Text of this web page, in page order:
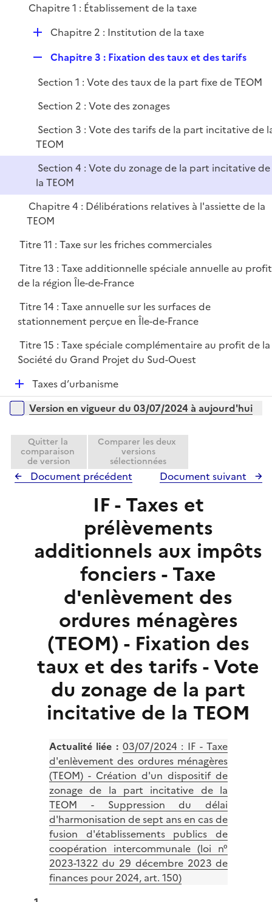
l
i
e
r
Chapitre 1 : Établissement de la taxe
D
p
i
e
Chapitre 2 : Institution de la taxe
p
e
r
Chapitre 3 : Fixation des taux et des tarifs
Section 1 : Vote des taux de la part fixe de TEOM
Section 2 : Vote des zonages
Section 3 : Vote des tarifs de la part incitative de
TEOM
Section 4 : Vote du zonage de la part incitative de
la TEOM
Chapitre 4 : Délibérations relatives à l'assiette de la
TEOM
Titre 11 : Taxe sur les friches commerciales
Titre 13 : Taxe additionnelle spéciale annuelle au profit
de la région Île-de-France
Titre 14 : Taxe annuelle sur les surfaces de
stationnement perçue en Île-de-France
Titre 15 : Taxe spéciale complémentaire au profit de la
Société du Grand Projet du Sud-Ouest
D
é
p
e
r
Taxes d’urbanisme
Versions sur la période
Version en vigueur du 03/07/2024 à aujourd'hui
Quitter la
comparaison
de version
Comparer les deux
versions
sélectionnées
Document précédent Document suivant
IF - Taxes et
prélèvements
additionnels aux impôts
fonciers - Taxe
d'enlèvement des
ordures ménagères
(TEOM) - Fixation des
taux et des tarifs - Vote
du zonage de la part
incitative de la TEOM
Actualité liée : 03/07/2024 : IF - Taxe
d'enlèvement des ordures ménagères
(TEOM) - Création d'un dispositif de
zonage de la part incitative de la
TEOM - Suppression du délai
d'harmonisation de sept ans en cas de
fusion d'établissements publics de
coopération intercommunale (loi n°
2023-1322 du 29 décembre 2023 de
finances pour 2024, art. 150)